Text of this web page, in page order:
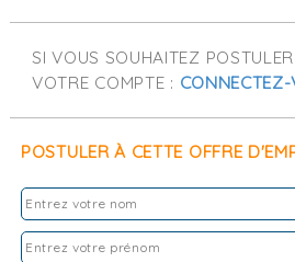
SI VOUS SOUHAITEZ
VOTRE COMPTE :
POSTULER À CETTE OFFRE